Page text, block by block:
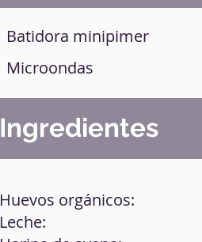
Batidora minipimer
Microondas
Ingredientes
Huevos orgánicos:
Leche: